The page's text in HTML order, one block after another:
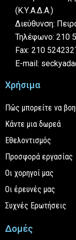
(Κ.Υ.Α.Δ.Α.)
Διεύθυνση:
Τηλέφωνο: 210
Fax: 210
E-mail:
Χρήσιμα
Πώς μπορείτε να
Κάντε μια δωρεά
Εθελοντισμός
Προσφορά εργασίας
Οι χορηγοί μας
Οι έρευνές μας
Συχνές Ερωτήσεις
Δομές